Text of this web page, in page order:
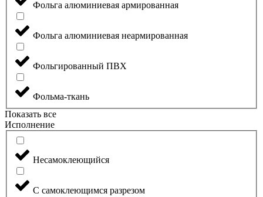
Фольга алюминиевая армированная
Фольга алюминиевая неармированная
Фольгированный ПВХ
Фольма-ткань
Показать все
Исполнение
Несамоклеющийся
С самоклеющимся разрезом